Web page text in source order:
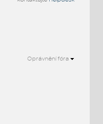
Oprávnění fóra